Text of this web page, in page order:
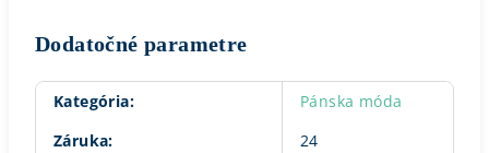
Dodatočné parametre
Kategória:
Pánska móda
Záruka:
24